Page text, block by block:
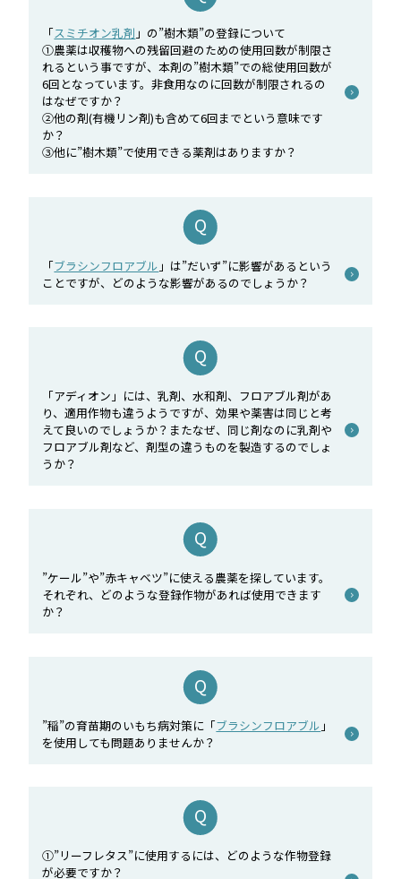
「スミチオン乳剤 」の”樹木類”の登録について
①農薬は収穫物への残留回避のための使用回数が制限さ
れるという事ですが、本剤の”樹木類”での総使用回数が
6回となっています。非食用なのに回数が制限されるの
はなぜですか？
②他の剤(有機リン剤)も含めて6回までという意味です
か？
③他に”樹木類”で使用できる薬剤はありますか？
「ブラシンフロアブル 」は”だいず”に影響があるという
ことですが、どのような影響があるのでしょうか？
「アディオン」には、乳剤、水和剤、フロアブル剤があ
り、適用作物も違うようですが、効果や薬害は同じと考
えて良いのでしょうか？またなぜ、同じ剤なのに乳剤や
フロアブル剤など、剤型の違うものを製造するのでしょ
うか？
”ケール”や”赤キャベツ”に使える農薬を探しています。
それぞれ、どのような登録作物があれば使用できます
か？
”稲”の育苗期のいもち病対策に「ブラシンフロアブル 」
を使用しても問題ありませんか？
①”リーフレタス”に使用するには、どのような作物登録
が必要ですか？